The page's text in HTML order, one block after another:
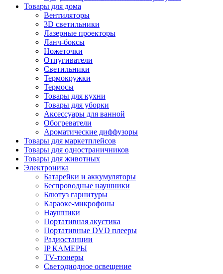
Товары для дома
Вентиляторы
3D светильники
Лазерные проекторы
Ланч-боксы
Ножеточки
Отпугиватели
Светильники
Термокружки
Термосы
Товары для кухни
Товары для уборки
Аксессуары для ванной
Обогреватели
Ароматические диффузоры
Товары для маркетплейсов
Товары для одностраничников
Товары для животных
Электроника
Батарейки и аккумуляторы
Беспроводные наушники
Блютуз гарнитуры
Караоке-микрофоны
Наушники
Портативная акустика
Портативные DVD плееры
Радиостанции
IP КАМЕРЫ
TV-тюнеры
Светодиодное освещение